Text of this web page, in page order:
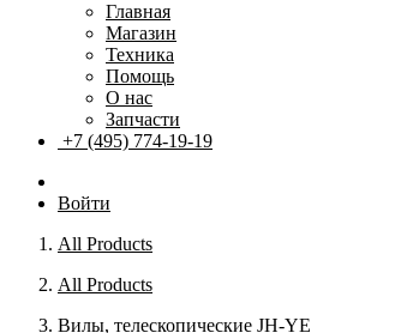
Главная
Магазин
Техника
Помощь
О нас
Запчасти
+7 (495) 774-19-19
Войти
All Products
All Products
Вилы, телескопические JH-YE